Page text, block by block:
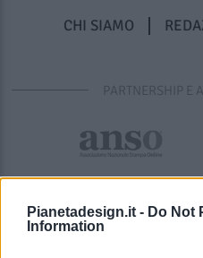
Pianetadesign.it - Do Not
Information
CHI SIAMO
PARTNERSHIP E